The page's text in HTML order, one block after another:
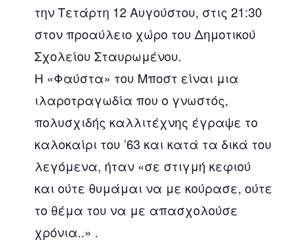
την Τετάρτη 12 Αυγούστου, στις 21:30
στον προαύλειο χώρο του Δημοτικού
Σχολείου Σταυρωμένου.
Η «Φαύστα» του Μποστ είναι μια
ιλαροτραγωδία που ο γνωστός,
πολυσχιδής καλλιτέχνης έγραψε το
καλοκαίρι του ’63 και κατά τα δικά του
λεγόμενα, ήταν «σε στιγμή κεφιού
και ούτε θυμάμαι να με κούρασε, ούτε
το θέμα του να με απασχολούσε
χρόνια..» .